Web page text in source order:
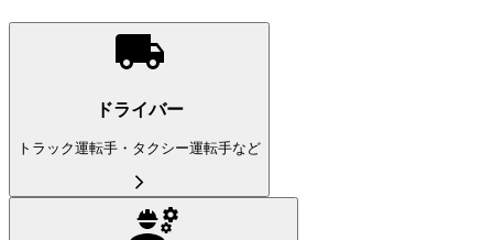
ドライバー
トラック運転手・タクシー運転手など